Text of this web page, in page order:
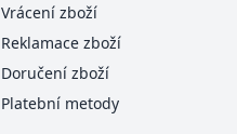
Vrácení zboží
Reklamace zboží
Doručení zboží
Platební metody